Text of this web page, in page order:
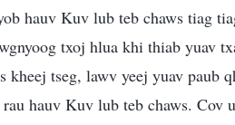
hauv Kuv lub teb chaws tiag
txoj hlua khi thiab yuav
tseg, lawv yeej yuav paub
hauv Kuv lub teb chaws. Cov